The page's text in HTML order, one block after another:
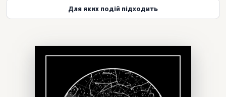
Для яких подій підходить